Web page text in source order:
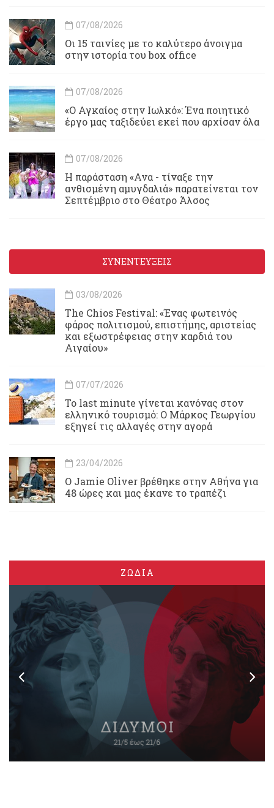
07/08/2026
Οι 15 ταινίες με το καλύτερο άνοιγμα
στην ιστορία του box office
07/08/2026
«Ο Αγκαίος στην Ιωλκό»: Ένα ποιητικό
έργο μας ταξιδεύει εκεί που αρχίσαν όλα
07/08/2026
Η παράσταση «Ανα - τίναξε την
ανθισμένη αμυγδαλιά» παρατείνεται τον
Σεπτέμβριο στο Θέατρο Άλσος
ΣΥΝΕΝΤΕΥΞΕΙΣ
03/08/2026
Τhe Chios Festival: «Ένας φωτεινός
φάρος πολιτισμού, επιστήμης, αριστείας
και εξωστρέφειας στην καρδιά του
Αιγαίου»
07/07/2026
Το last minute γίνεται κανόνας στον
ελληνικό τουρισμό: Ο Μάρκος Γεωργίου
εξηγεί τις αλλαγές στην αγορά
23/04/2026
Ο Jamie Oliver βρέθηκε στην Αθήνα για
48 ώρες και μας έκανε το τραπέζι
ΖΩΔΙΑ